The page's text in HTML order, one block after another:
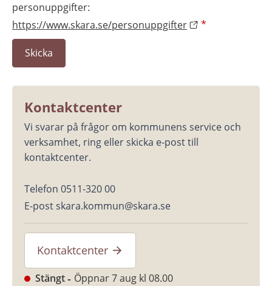
personuppgifter:
https://www.skara.se/personuppgifter
*
Kontaktcenter
Vi svarar på frågor om kommunens service och
verksamhet, ring eller skicka e-post till
kontaktcenter.
Telefon 0511-320 00
E-post skara.kommun@skara.se
Kontaktcenter
Stängt Öppnar 7 aug kl 08.00